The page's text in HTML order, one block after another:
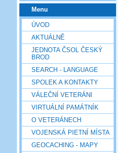
Menu
ÚVOD
AKTUÁLNĚ
JEDNOTA ČSOL ČESKÝ
BROD
SEARCH - LANGUAGE
SPOLEK A KONTAKTY
VÁLEČNÍ VETERÁNI
VIRTUÁLNÍ PAMÁTNÍK
O VETERÁNECH
VOJENSKÁ PIETNÍ MÍSTA
GEOCACHING - MAPY